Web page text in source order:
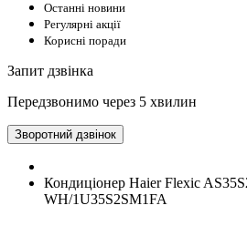
Останні новини
Регулярні акції
Корисні поради
Запит дзвінка
Передзвонимо через 5 хвилин
Зворотний дзвінок
Кондиціонер Haier Flexic
WH/1U35S2SM1FA